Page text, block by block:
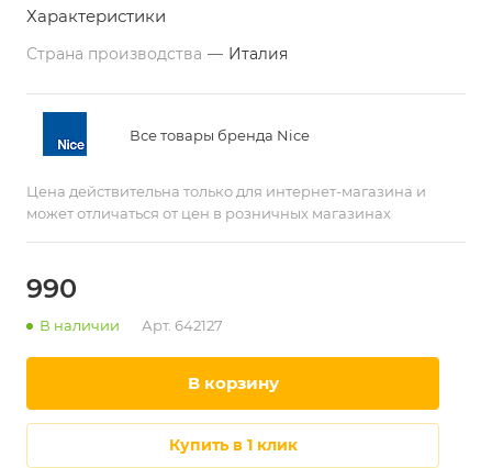
Характеристики
Страна производства — Италия
Все товары бренда Nice
Цена действительна только для интернет-магазина и
может отличаться от цен в розничных магазинах
990
В наличии Арт. 642127
в корзину
купить в 1 клик